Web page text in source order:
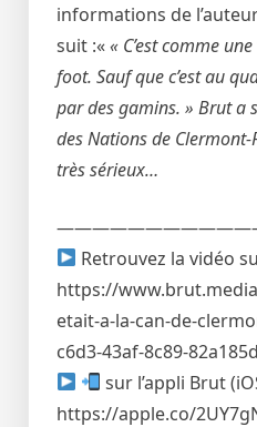
informations de
suit :«« C’est comme
foot. Sauf que c’est au
par des gamins. » Brut a
des Nations de Clermont-
très sérieux…
Retrouvez la vidéo
https://
etait-a-la-can-de-
c6d3-43af-8c89-
sur l’appli Brut
https://apple.co/